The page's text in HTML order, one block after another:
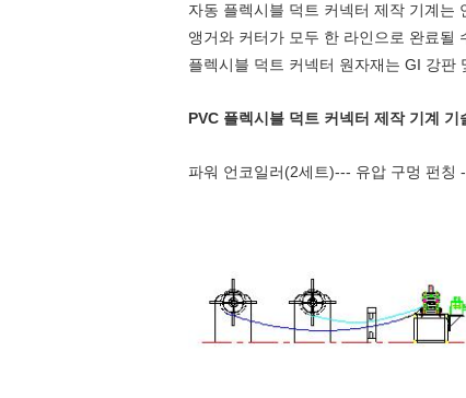
자동 플렉시블 덕트 커넥터 제작 기계는
앵거와 커터가 모두 한 라인으로 완료될
플렉시블 덕트 커넥터 원자재는 GI 강판
PVC 플렉시블 덕트 커넥터 제작 기계 기
파워 언코일러(2세트)--- 유압 구멍 펀칭